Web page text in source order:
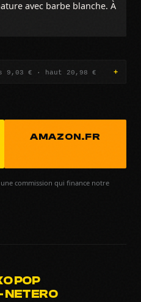
avec barbe blanche. À
9,03 € · haut 20,98 €
AMAZON.FR
commission qui finance notre
POP
NETERO